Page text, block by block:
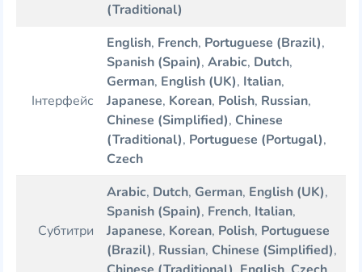
(Traditional)
Інтерфейс
English, French, Portuguese (Brazil),
Spanish (Spain), Arabic, Dutch,
German, English (UK), Italian,
Japanese, Korean, Polish, Russian,
Chinese (Simplified), Chinese
(Traditional), Portuguese (Portugal),
Czech
Субтитри
Arabic, Dutch, German, English (UK),
Spanish (Spain), French, Italian,
Japanese, Korean, Polish, Portuguese
(Brazil), Russian, Chinese (Simplified),